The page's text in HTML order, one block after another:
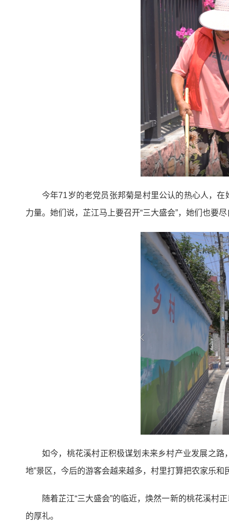
今年71岁的老党员张邦菊是村里公认的热心人，
力量。她们说，芷江马上要召开“三大盛会”，她们也要
如今，桃花溪村正积极谋划未来乡村产业发展之路
地”景区，今后的游客会越来越多，村里打算把农家乐
随着芷江“三大盛会”的临近，焕然一新的桃花溪村
的厚礼。